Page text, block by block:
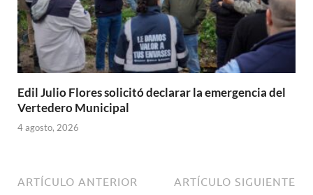
Edil Julio Flores solicitó declarar la emergencia del
Vertedero Municipal
4 agosto, 2026
ARTÍCULO ANTERIOR ARTÍCULO SIGUIENTE